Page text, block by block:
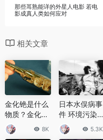
那些耳熟能详的外星人电影 若电
影成真人类如何应对
相关文章
金化铯是什么
物质？金化铯
是半导体性质
吗？
8K
日本水俣病事
件 环境污染导
致人们染上
“怪病”
5.3K